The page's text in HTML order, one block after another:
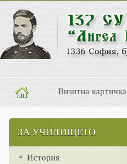
Визитна картичка
ЗА УЧИЛИЩЕТО
История